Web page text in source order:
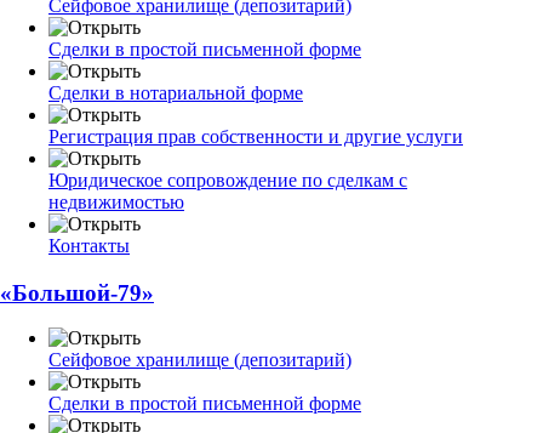
Сейфовое хранилище (депозитарий)
Сделки в простой письменной форме
Сделки в нотариальной форме
Регистрация прав собственности и другие услуги
Юридическое сопровождение по сделкам с
недвижимостью
Контакты
«Большой-79»
Сейфовое хранилище (депозитарий)
Сделки в простой письменной форме